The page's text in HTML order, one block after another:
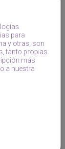
para
y otras, son
tanto propias
más
a nuestra